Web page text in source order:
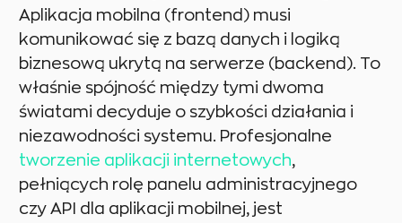
Aplikacja mobilna (frontend) musi
komunikować się z bazą danych i logiką
biznesową ukrytą na serwerze (backend). To
właśnie spójność między tymi dwoma
światami decyduje o szybkości działania i
niezawodności systemu. Profesjonalne
tworzenie aplikacji internetowych,
pełniących rolę panelu administracyjnego
czy API dla aplikacji mobilnej, jest